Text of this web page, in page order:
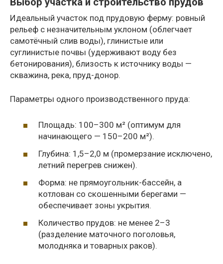
Идеальный участок под прудовую ферму: ровный
рельеф с незначительным уклоном (облегчает
самотёчный слив воды), глинистые или
суглинистые почвы (удерживают воду без
бетонирования), близость к источнику воды —
скважина, река, пруд-донор.
Параметры одного производственного пруда:
Площадь: 100–300 м² (оптимум для
начинающего — 150–200 м²).
Глубина: 1,5–2,0 м (промерзание исключено,
летний перегрев снижен).
Форма: не прямоугольник-бассейн, а
котлован со скошенными берегами —
обеспечивает зоны укрытия.
Количество прудов: не менее 2–3
(разделение маточного поголовья,
молодняка и товарных раков).